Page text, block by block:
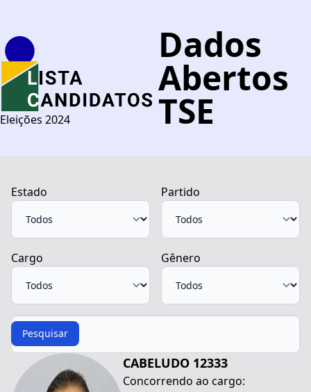
Eleições 2024
Dados
Abertos
TSE
Estado Partido
Cargo Gênero
Procurar
Pesquisar
CABELUDO 12333
Concorrendo ao cargo: